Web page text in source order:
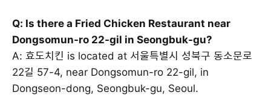
Q: Is there a Fried Chicken Restaurant near
Dongsomun-ro 22-gil in Seongbuk-gu?
A: 효도치킨 is located at 서울특별시 성북구 동소문로
22길 57-4, near Dongsomun-ro 22-gil, in
Dongseon-dong, Seongbuk-gu, Seoul.